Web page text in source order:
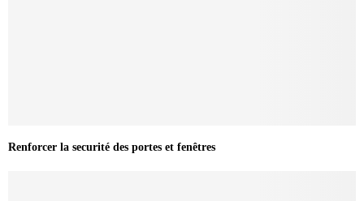
Renforcer la securité des portes et fenêtres